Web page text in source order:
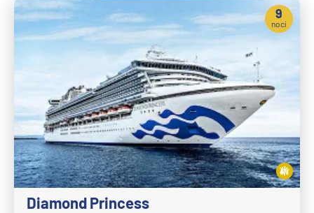
Diamond Princess
9
nocí